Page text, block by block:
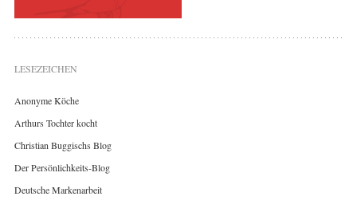
LESEZEICHEN
Anonyme Köche
Arthurs Tochter kocht
Christian Buggischs Blog
Der Persönlichkeits-Blog
Deutsche Markenarbeit